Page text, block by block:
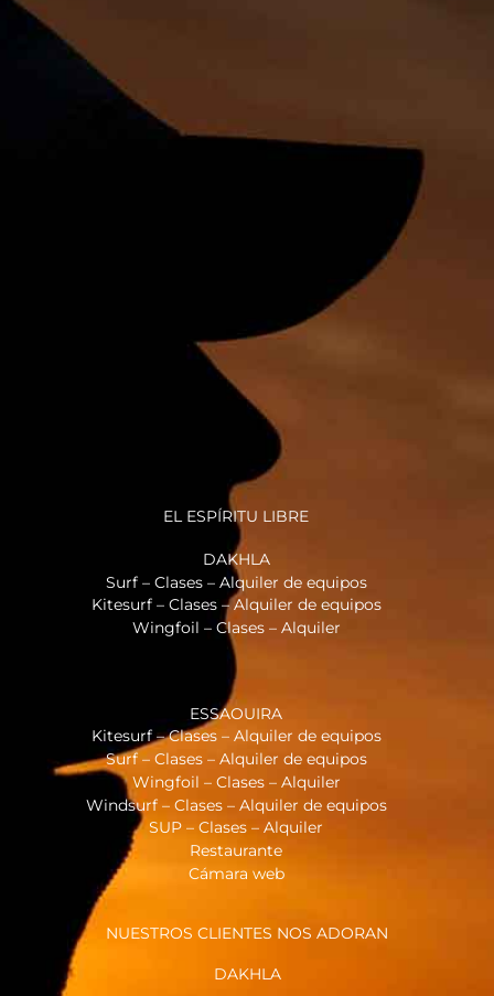
EL ESPÍRITU LIBRE
DAKHLA
Surf – Clases – Alquiler de equipos
Kitesurf – Clases – Alquiler de equipos
Wingfoil – Clases – Alquiler
ESSAOUIRA
Kitesurf – Clases – Alquiler de equipos
Surf – Clases – Alquiler de equipos
Wingfoil – Clases – Alquiler
Windsurf – Clases – Alquiler de equipos
SUP – Clases – Alquiler
Restaurante
Cámara web
NUESTROS CLIENTES NOS ADORAN
DAKHLA